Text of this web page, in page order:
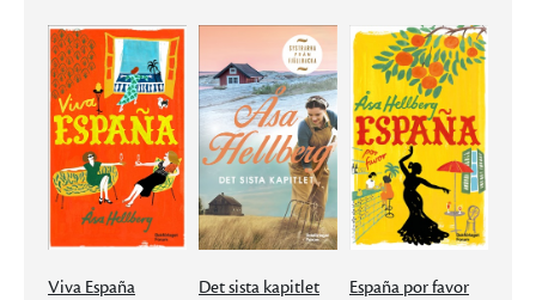
Viva España Det sista kapitlet España por favor